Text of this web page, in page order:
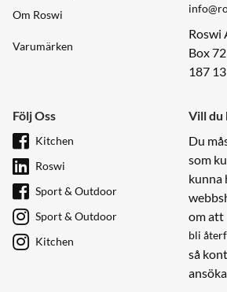
Om Roswi
Varumärken
Roswi
Box
187
Följ Oss
Kitchen
Roswi
Sport & Outdoor
Sport & Outdoor
Kitchen
Vill du
Du
som
kunna
om att
bli
så